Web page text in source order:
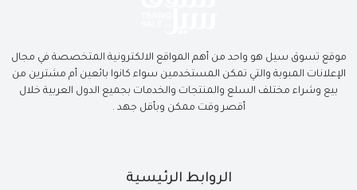
موقع تسوق سيل هو واحد من أهم المواقع الالكترونية المتخصصة في مجال
الإعلانات المبوبة والتي تمكن المستخدمين سواء كانوا بائعين أم مشترين من
بيع وشراء مختلف السلع والمنتجات والخدمات بجميع الدول العربية خلال
أقصر وقت ممكن وبأقل جهد .
الروابط الرئيسية